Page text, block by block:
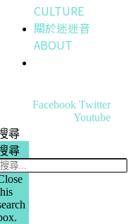
CULTURE
關於迷迷音
ABOUT
Facebook Twitter
Youtube
尋
尋